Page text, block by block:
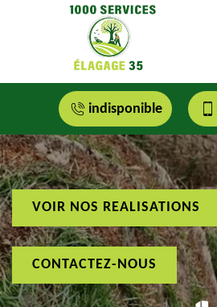
indisponible
VOIR NOS REALISATIONS
CONTACTEZ-NOUS